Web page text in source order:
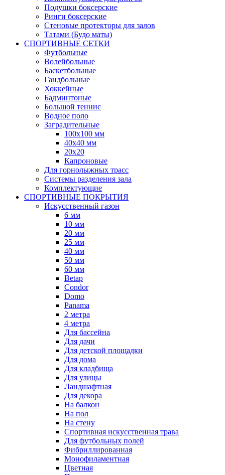
Подушки боксерские
Ринги боксерские
Стеновые протекторы для залов
Татами (Будо маты)
СПОРТИВНЫЕ СЕТКИ
Футбольные
Волейбольные
Баскетбольные
Гандбольные
Хоккейные
Бадминтоные
Большой теннис
Водное поло
Заградительные
100х100 мм
40х40 мм
20х20
Капроновые
Для горнолыжных трасс
Системы разделения зала
Комплектующие
СПОРТИВНЫЕ ПОКРЫТИЯ
Искусственный газон
6 мм
10 мм
20 мм
25 мм
40 мм
50 мм
60 мм
Betap
Condor
Domo
Panama
2 метра
4 метра
Для бассейна
Для дачи
Для детской площадки
Для дома
Для кладбища
Для улицы
Ландшафтная
Для декора
На балкон
На пол
На стену
Спортивная искусственная трава
Для футбольных полей
Фибриллированная
Монофиламентная
Цветная